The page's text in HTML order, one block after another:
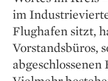
im
Flug­hafen sitzt,
Vorstandsbüros,